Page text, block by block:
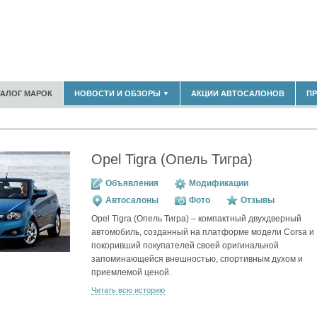
(14298)
МАРОК НОВОСТИ И ОБЗОРЫ ▼
МАТЕРИАЛЫ ПАРТНЕРОВ
ВЫСТАВКИ И АВТОСАЛОНЫ
АКЦИИ АВТОСАЛОНОВ
Opel Tigra (Опель Тигра)
Объявления
Модификации
Автосалоны
Фото
Отзывы
Opel Tigra (Опель Тигра) – компактный двухдверный
автомобиль, созданный на платформе модели Corsa и
покоривший покупателей своей оригинальной
запоминающейся внешностью, спортивным духом и
приемлемой ценой.
Читать всю историю